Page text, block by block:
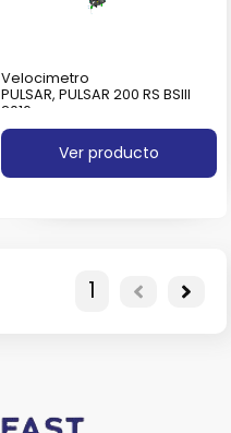
Velocimetro
PULSAR, PULSAR 200 RS BSIII
2016
Ver producto
1